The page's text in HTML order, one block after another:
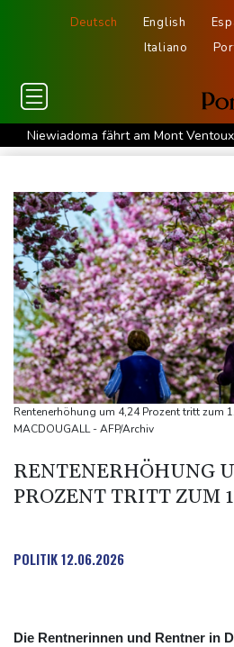
Deutsch English
Italiano
Niewiadoma fährt am Mont
Trumps umstrittener Justizminister
Peru und Mexiko nehmen
"Steile Lernkurve": Kretschmann
US-Unternehmen bauen im Juli
Saudi-Arabien, Türkei und
Krieg Verteidigungsabkommen
Polizei entdeckt Cannabisplantage
Kerpen - Festnahme
Xiaomi Skynomad: N70 und N90
SUV-Markt
Sicherheitskreise vermuten
Falschvideo zu Merz-Rücktritt
Papst Leo XIV. will bei Frankreich-
Rentenerhöhung um 4,24 Prozent tritt zum
MACDOUGALL - AFP/Archiv
RENTENERHÖHUNG
PROZENT TRITT ZUM
POLITIK12.06.2026
Die Rentnerinnen und Rentner in